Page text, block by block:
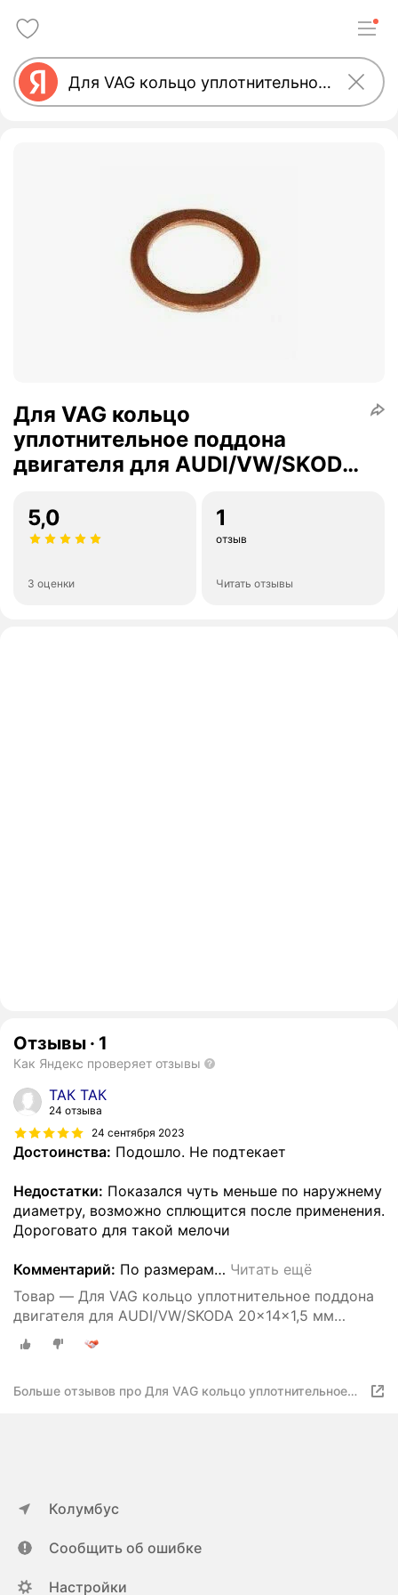
Для VAG кольцо
уплотнительное поддона
двигателя для AUDI/VW/SKODA
5,0
3 оценки
1
отзыв
Читать отзывы
Отзывы · 1
Как Яндекс проверяет отзывы
ТАК ТАК
24 отзыва
24 сентября 2023
Достоинства: Подошло. Не подтекает
Недостатки: Показался чуть меньше по наружнему
диаметру, возможно сплющится после применения.
Дороговато для такой мелочи
Комментарий: По размерам… Читать ещё
Товар — Для VAG кольцо уплотнительное поддона
двигателя для AUDI/VW/SKODA 20x14x1,5 мм
N0138492
Больше отзывов про Для VAG кольцо уплотнительное
Колумбус
Сообщить об ошибке
Настройки